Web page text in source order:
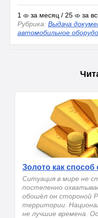
1 за месяц / 25
за
Рубрика: Выдача
автомобильное
Золото как
Ситуация в мире не
постепенно
обошёл он стороной
территории.
не лучшие времена.